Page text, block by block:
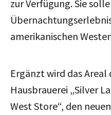
zur Verfügung. Sie
amerikanischen
Ergänzt wird das Areal
Hausbrauerei „Silver
West Store“, den